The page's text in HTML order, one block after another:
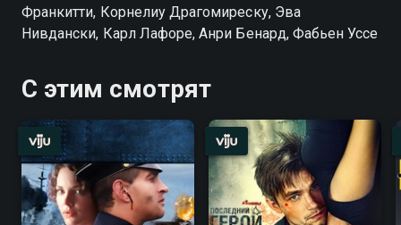
Франкитти, Корнелиу Драгомиреску, Эва
Нивдански, Карл Лафоре, Анри Бенард, Фабьен Уссе
С этим смотрят